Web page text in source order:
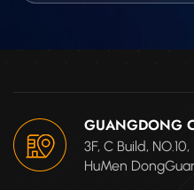
GUANGDONG
3F, C Build,
HuMen